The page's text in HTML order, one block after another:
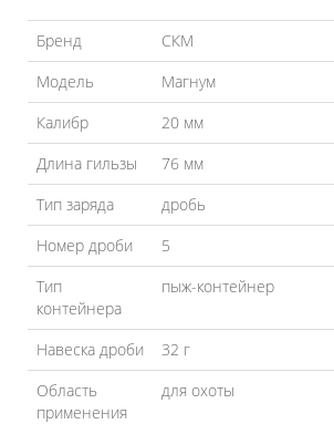
Бренд
СКМ
Модель
Магнум
Калибр
20 мм
Длина гильзы
76 мм
Тип заряда
дробь
Номер дроби
5
Тип
контейнера
пыж-контейнер
Навеска дроби
32 г
Область
применения
для охоты